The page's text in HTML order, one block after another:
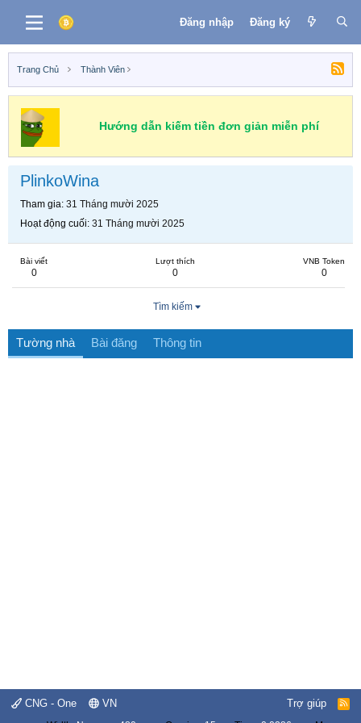
Đăng nhập Đăng ký
Trang Chủ Thành Viên
Hướng dẫn kiếm tiền đơn giản miễn phí
PlinkoWina
Tham gia 31 Tháng mười 2025
Hoạt động cuối 31 Tháng mười 2025
Bài viết
0
Lượt thích
0
VNB Token
0
Tìm kiếm
Tường nhà Bài đăng Thông tin
CNG - One VN Trợ giúp
R